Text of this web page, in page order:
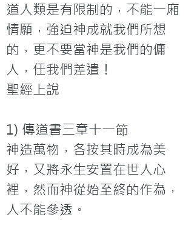
道人類是有限制的，不能一廂
情願，強迫神成就我們所想
的，更不要當神是我們的傭
人，任我們差遣！
聖經上說
1) 傳道書三章十一節
神造萬物，各按其時成為美
好，又將永生安置在世人心
裡，然而神從始至終的作為，
人不能參透。